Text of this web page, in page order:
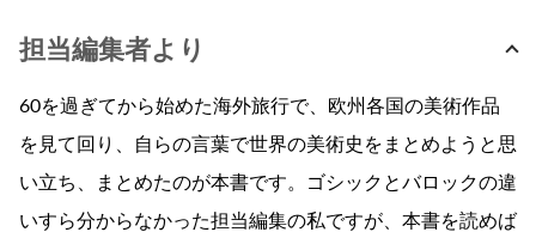
担当編集者より
60を過ぎてから始めた海外旅行で、欧州各国の美術作品
を見て回り、自らの言葉で世界の美術史をまとめようと思
い立ち、まとめたのが本書です。ゴシックとバロックの違
いすら分からなかった担当編集の私ですが、本書を読めば